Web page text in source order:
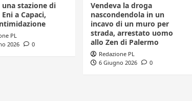
stazione di
a Capaci,
PL
2026
0
Vendeva la droga
nascondendola in un
incavo di un muro per
strada, arrestato uomo
allo Zen di Palermo
Redazione PL
6 Giugno 2026
0